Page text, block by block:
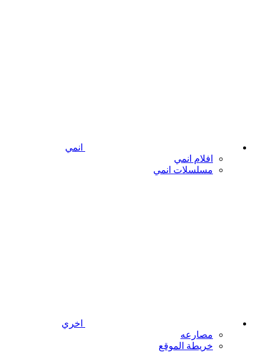
انمي
افلام انمي
مسلسلات انمي
اخري
مصارعه
خريطة الموقع